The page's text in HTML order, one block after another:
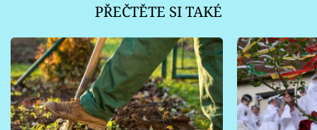
PŘEČTĚTE SI TAKÉ